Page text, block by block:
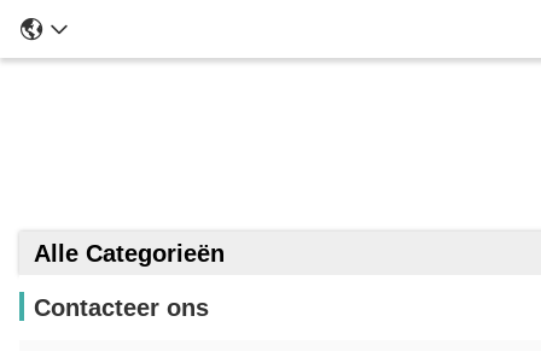
Alle Categorieën
Contacteer ons